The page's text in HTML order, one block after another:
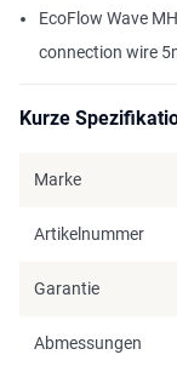
EcoFlow Wave
connection wire
Kurze
Marke
Artikelnummer
Garantie
Abmessungen